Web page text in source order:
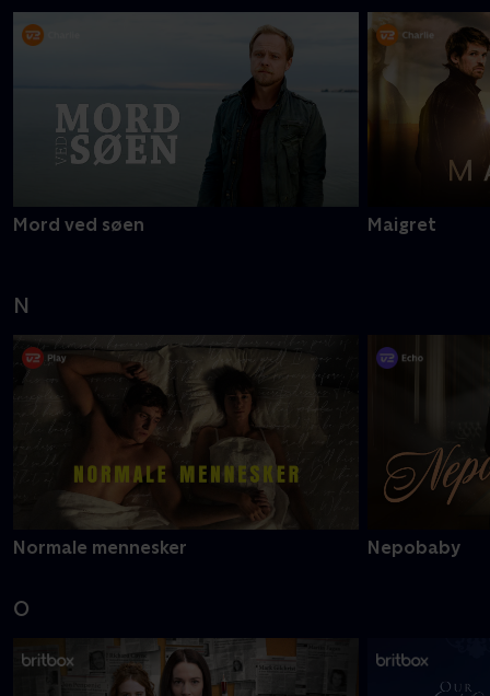
Mord ved søen Maigret
N
Normale mennesker Nepobaby
O